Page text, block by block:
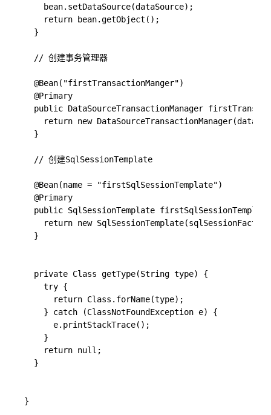
    bean.setDataSource(dataSource);
    return bean.getObject();
  }
  // 创建事务管理器
  @Bean("firstTransactionManger")
  @Primary
public DataSourceTransactionManager
return new
  }
  // 创建SqlSessionTemplate
  @Bean(name = "firstSqlSessionTemplate")
  @Primary
public SqlSessionTemplate
return new
  }
  private Class getType(String type) {
    try {
      return Class.forName(type);
    } catch (ClassNotFoundException e) {
      e.printStackTrace();
    }
    return null;
  }
}